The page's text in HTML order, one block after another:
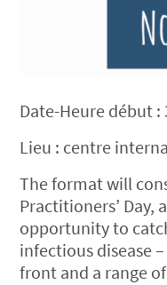
Date-Heure début :
Lieu : centre
The format will
Practitioners’ Day,
opportunity to
infectious disease
front and a range